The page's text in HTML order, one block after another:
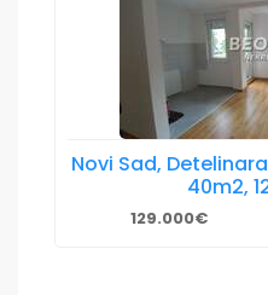
Novi Sad,
40m2,
129.000€